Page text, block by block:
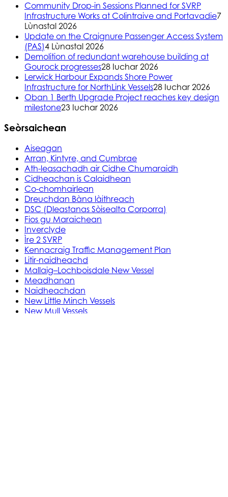
Community Drop-in Sessions Planned for SVRP
Infrastructure Works at Colintraive and Portavadie7
Lùnastal 2026
Update on the Craignure Passenger Access System
(PAS)4 Lùnastal 2026
Demolition of redundant warehouse building at
Gourock progresses28 Iuchar 2026
Lerwick Harbour Expands Shore Power
Infrastructure for NorthLink Vessels28 Iuchar 2026
Oban 1 Berth Upgrade Project reaches key design
milestone23 Iuchar 2026
Seòrsaichean
Aiseagan
Arran, Kintyre, and Cumbrae
Ath-leasachadh air Cidhe Chumaraidh
Cidheachan is Calaidhean
Co-chomhairlean
Dreuchdan Bàna làithreach
DSC (Dleastanas Sòisealta Corporra)
Fios gu Maraichean
Inverclyde
Ìre 2 SVRP
Kennacraig Traffic Management Plan
Litir-naidheachd
Mallaig–Lochboisdale New Vessel
Meadhanan
Naidheachdan
New Little Minch Vessels
New Mull Vessels